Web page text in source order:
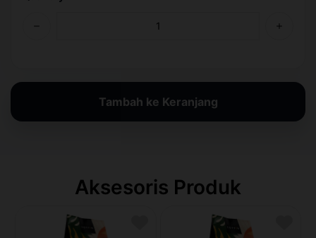
Tambah ke Keranjang
Aksesoris Produk